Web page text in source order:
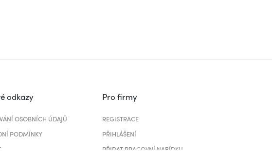
odkazy
OSOBNÍCH ÚDAJŮ
PODMÍNKY
Pro firmy
REGISTRACE
PŘIHLÁŠENÍ
PŘIDAT PRACOVNÍ NABÍDKU